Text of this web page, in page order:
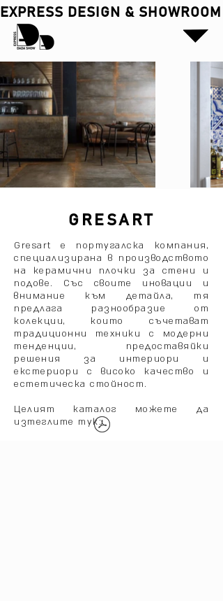
EXPRESS DESIGN & SHOWROOM
GRESART
Gresart е португалска компания,
специализирана в производството
на керамични плочки за стени и
подове. Със своите иновации и
внимание към детайла, тя
предлага разнообразие от
колекции, които съчетават
традиционни техники с модерни
тенденции, предоставяйки
решения за интериори и
екстериори с високо качество и
естетическа стойност.
Целият каталог можете да
изтеглите тук: